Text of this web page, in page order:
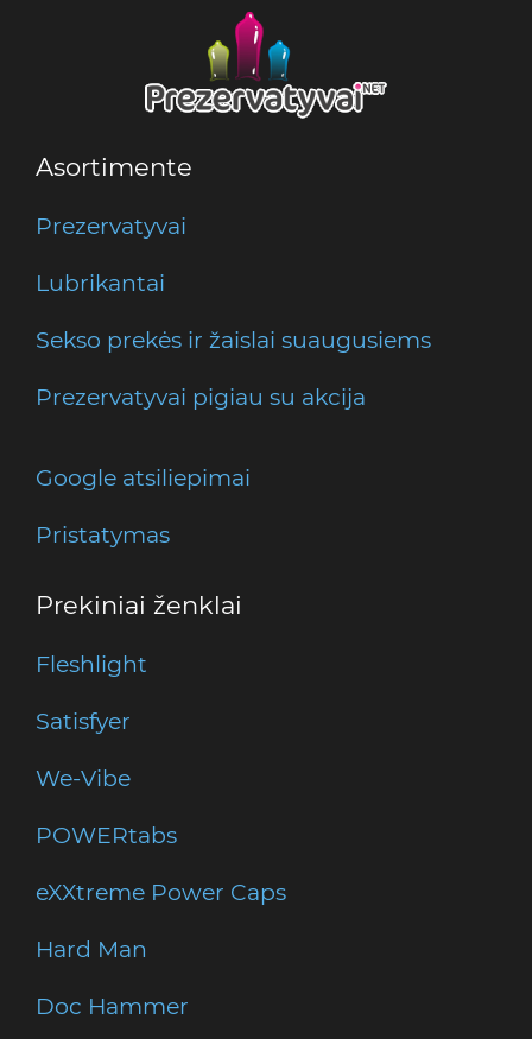
Asortimente
Prezervatyvai
Lubrikantai
Sekso prekės ir žaislai suaugusiems
Prezervatyvai pigiau su akcija
Google atsiliepimai
Pristatymas
Prekiniai ženklai
Fleshlight
Satisfyer
We-Vibe
POWERtabs
eXXtreme Power Caps
Hard Man
Doc Hammer